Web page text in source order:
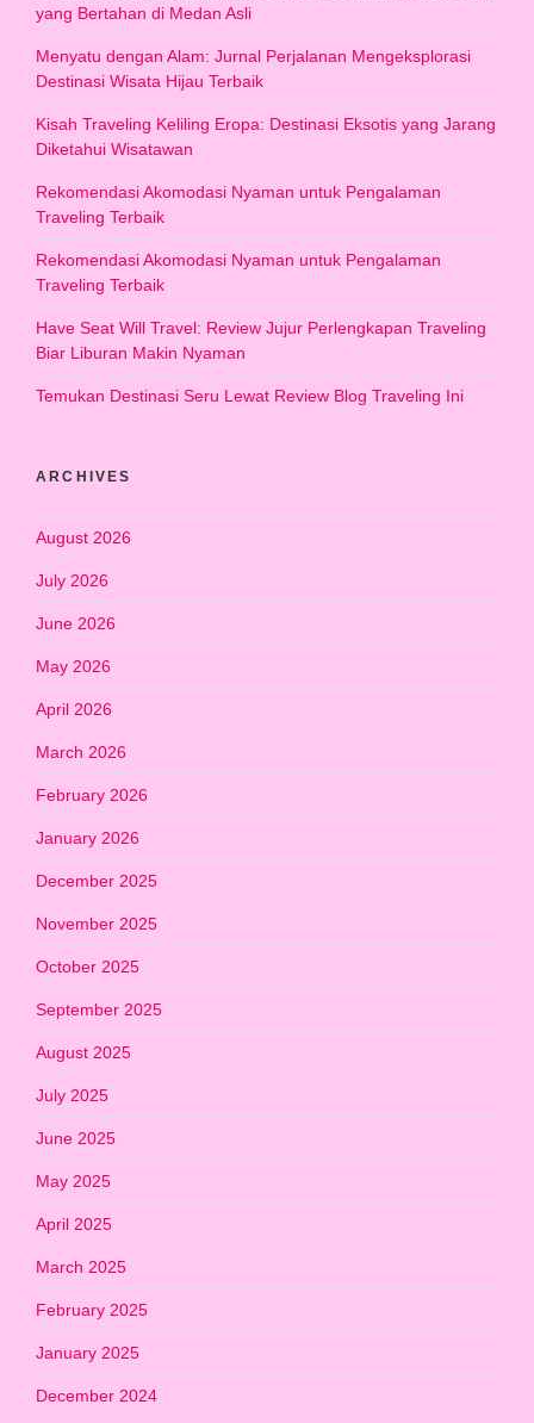
yang Bertahan di Medan Asli
Menyatu dengan Alam: Jurnal Perjalanan Mengeksplorasi
Destinasi Wisata Hijau Terbaik
Kisah Traveling Keliling Eropa: Destinasi Eksotis yang Jarang
Diketahui Wisatawan
Rekomendasi Akomodasi Nyaman untuk Pengalaman
Traveling Terbaik
Rekomendasi Akomodasi Nyaman untuk Pengalaman
Traveling Terbaik
Have Seat Will Travel: Review Jujur Perlengkapan Traveling
Biar Liburan Makin Nyaman
Temukan Destinasi Seru Lewat Review Blog Traveling Ini
ARCHIVES
August 2026
July 2026
June 2026
May 2026
April 2026
March 2026
February 2026
January 2026
December 2025
November 2025
October 2025
September 2025
August 2025
July 2025
June 2025
May 2025
April 2025
March 2025
February 2025
January 2025
December 2024